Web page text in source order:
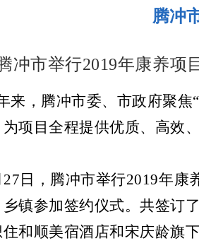
腾冲
冲市举行2019年康养项
来，腾冲市委、市政府聚焦
项目全程提供优质、高效
27日，腾冲市举行2019年
镇参加签约仪式。共签订
住和顺美宿酒店和宋庆龄旗